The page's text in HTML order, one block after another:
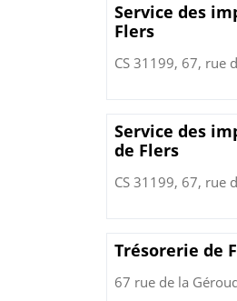
Service des
Flers
CS 31199, 67, rue
Service des
de Flers
CS 31199, 67, rue
Trésorerie de
67 rue de la